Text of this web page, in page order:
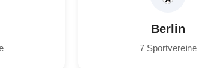
Berlin
7 Sportvereine